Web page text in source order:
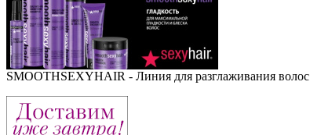
SMOOTHSEXYHAIR - Линия для разглаживания волос